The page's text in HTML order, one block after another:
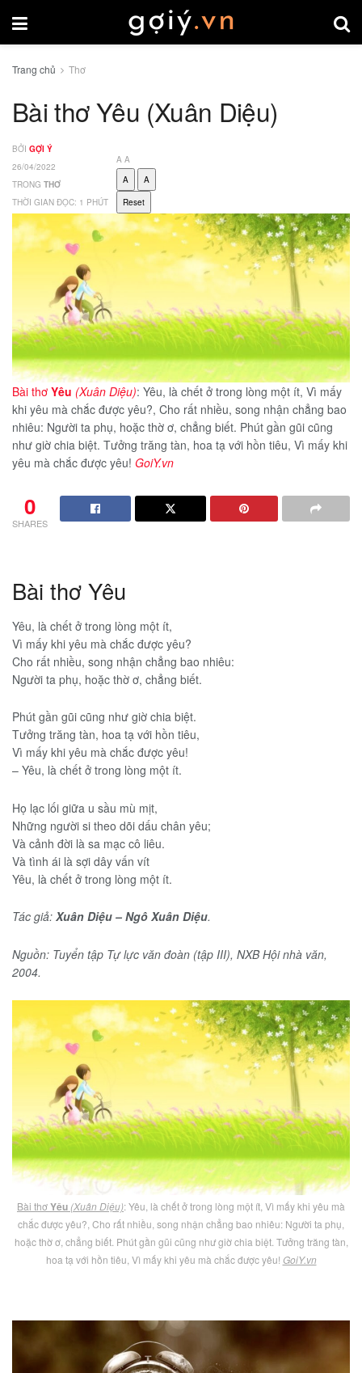
Trang chủ Thơ
Bài thơ Yêu (Xuân Diệu)
BỞI GỢI Ý
26/04/2022
TRONG THƠ
THỜI GIAN ĐỌC: 1 PHÚT
A A
A
A
Reset
Bài thơ Yêu (Xuân Diệu): Yêu, là chết ở trong lòng một ít, Vì mấy
khi yêu mà chắc được yêu?, Cho rất nhiều, song nhận chẳng bao
nhiêu: Người ta phụ, hoặc thờ ơ, chẳng biết. Phút gần gũi cũng
như giờ chia biệt. Tưởng trăng tàn, hoa tạ với hồn tiêu, Vì mấy khi
yêu mà chắc được yêu! GoiY.vn
0
SHARES
Bài thơ Yêu
Yêu, là chết ở trong lòng một ít,
Vì mấy khi yêu mà chắc được yêu?
Cho rất nhiều, song nhận chẳng bao nhiêu:
Người ta phụ, hoặc thờ ơ, chẳng biết.
Phút gần gũi cũng như giờ chia biệt.
Tưởng trăng tàn, hoa tạ với hồn tiêu,
Vì mấy khi yêu mà chắc được yêu!
– Yêu, là chết ở trong lòng một ít.
Họ lạc lối giữa u sầu mù mịt,
Những người si theo dõi dấu chân yêu;
Và cảnh đời là sa mạc cô liêu.
Và tình ái là sợi dây vấn vít
Yêu, là chết ở trong lòng một ít.
Tác giả: Xuân Diệu – Ngô Xuân Diệu.
Nguồn: Tuyển tập Tự lực văn đoàn (tập III), NXB Hội nhà văn,
2004.
Bài thơYêu (Xuân Diệu): Yêu, là chết ở trong lòng một ít, Vì mấy khi yêu mà
chắc được yêu?, Cho rất nhiều, song nhận chẳng bao nhiêu: Người ta phụ,
hoặc thờ ơ, chẳng biết. Phút gần gũi cũng như giờ chia biệt. Tưởng trăng tàn,
hoa tạ với hồn tiêu, Vì mấy khi yêu mà chắc được yêu! GoiY.vn